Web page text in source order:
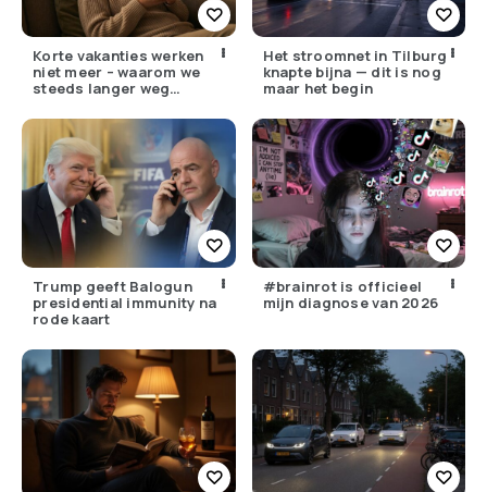
Korte vakanties werken
niet meer – waarom we
steeds langer weg
Het stroomnet in Tilburg
knapte bijna — dit is nog
maar het begin
Trump geeft Balogun
presidential immunity na
rode kaart
#brainrot is officieel
mijn diagnose van 2026